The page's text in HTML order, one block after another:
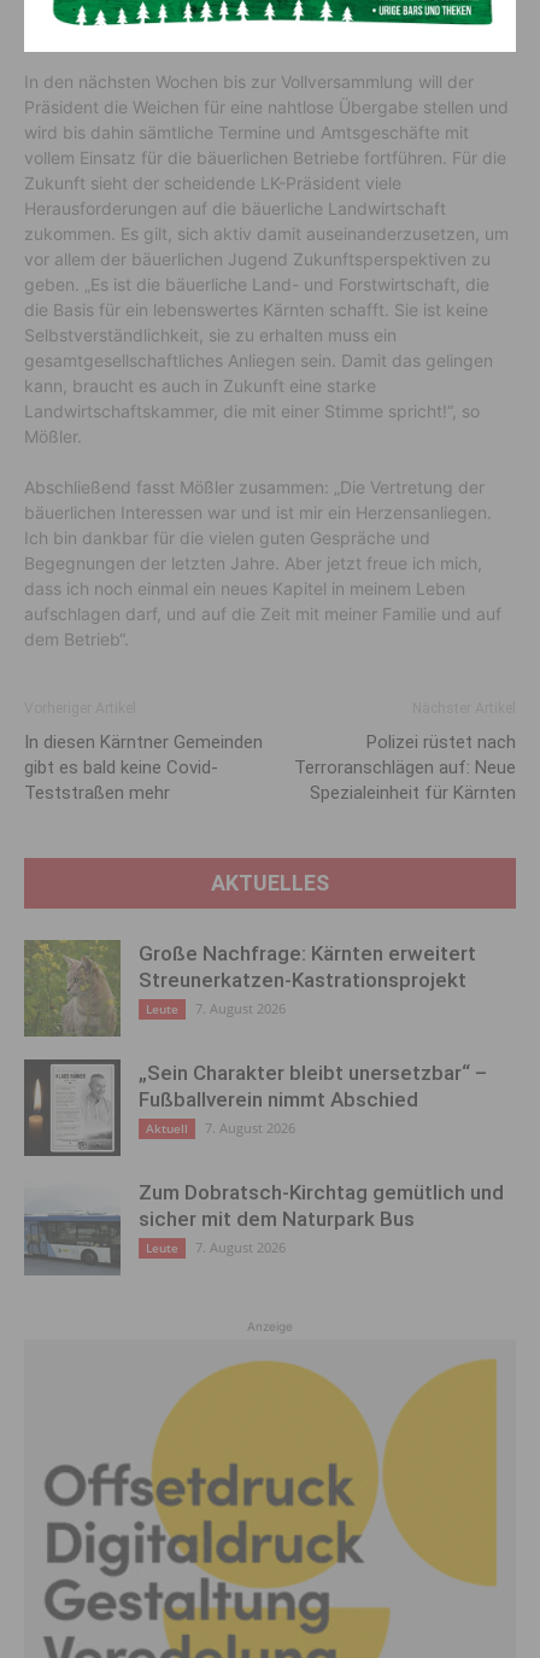
Mehr Zeit für Familie
In den nächsten Wochen bis zur Vollversammlung will der
Präsident die Weichen für eine nahtlose Übergabe stellen und
wird bis dahin sämtliche Termine und Amtsgeschäfte mit
vollem Einsatz für die bäuerlichen Betriebe fortführen. Für die
Zukunft sieht der scheidende LK-Präsident viele
Herausforderungen auf die bäuerliche Landwirtschaft
zukommen. Es gilt, sich aktiv damit auseinanderzusetzen, um
vor allem der bäuerlichen Jugend Zukunftsperspektiven zu
geben. „Es ist die bäuerliche Land- und Forstwirtschaft, die
die Basis für ein lebenswertes Kärnten schafft. Sie ist keine
Selbstverständlichkeit, sie zu erhalten muss ein
gesamtgesellschaftliches Anliegen sein. Damit das gelingen
kann, braucht es auch in Zukunft eine starke
Landwirtschaftskammer, die mit einer Stimme spricht!“, so
Mößler.
Abschließend fasst Mößler zusammen: „Die Vertretung der
bäuerlichen Interessen war und ist mir ein Herzensanliegen.
Ich bin dankbar für die vielen guten Gespräche und
Begegnungen der letzten Jahre. Aber jetzt freue ich mich,
dass ich noch einmal ein neues Kapitel in meinem Leben
aufschlagen darf, und auf die Zeit mit meiner Familie und auf
dem Betrieb“.
In diesen Kärntner Gemeinden
gibt es bald keine Covid-
Teststraßen mehr
Polizei rüstet nach
Terroranschlägen auf: Neue
Spezialeinheit für Kärnten
AKTUELLES
Große Nachfrage: Kärnten erweitert
Streunerkatzen-Kastrationsprojekt
Leute 7. August 2026
„Sein Charakter bleibt unersetzbar“ –
Fußballverein nimmt Abschied
Aktuell 7. August 2026
Zum Dobratsch-Kirchtag gemütlich und
sicher mit dem Naturpark Bus
Leute 7. August 2026
Anzeige